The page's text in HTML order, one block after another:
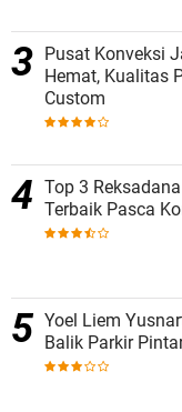
Pusat Konveksi
Hemat, Kualitas
Custom
Top 3
Terbaik Pasca
Yoel Liem
Balik Parkir